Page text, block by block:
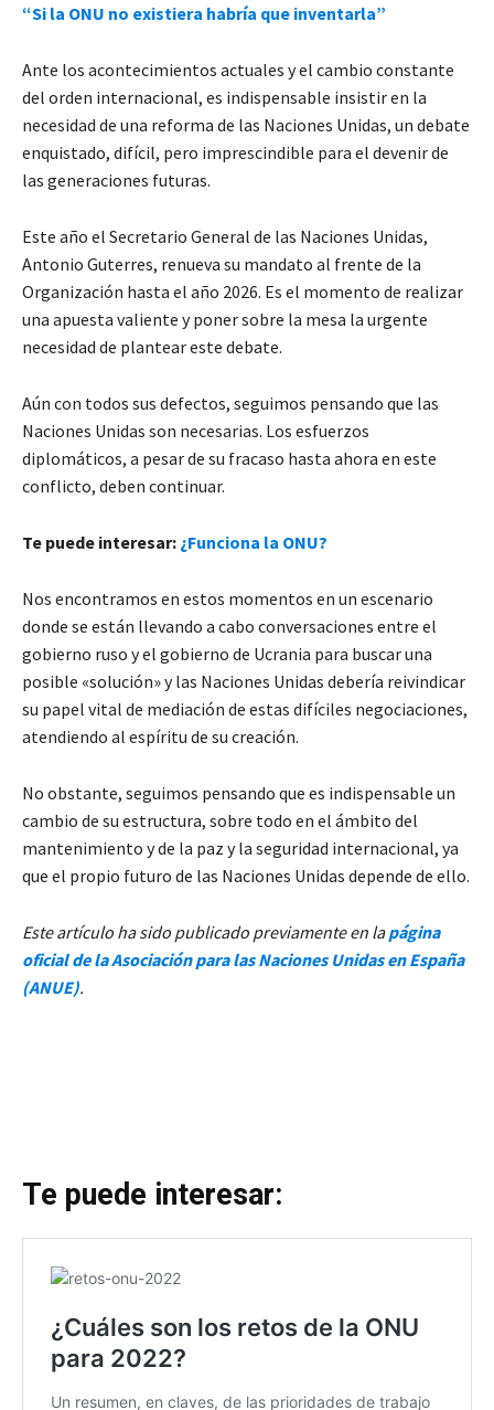
“Si la ONU no existiera habría que inventarla”
Ante los acontecimientos actuales y el cambio constante
del orden internacional, es indispensable insistir en la
necesidad de una reforma de las Naciones Unidas, un debate
enquistado, difícil, pero imprescindible para el devenir de
las generaciones futuras.
Este año el Secretario General de las Naciones Unidas,
Antonio Guterres, renueva su mandato al frente de la
Organización hasta el año 2026. Es el momento de realizar
una apuesta valiente y poner sobre la mesa la urgente
necesidad de plantear este debate.
Aún con todos sus defectos, seguimos pensando que las
Naciones Unidas son necesarias. Los esfuerzos
diplomáticos, a pesar de su fracaso hasta ahora en este
conflicto, deben continuar.
Te puede interesar: ¿Funciona la ONU?
Nos encontramos en estos momentos en un escenario
donde se están llevando a cabo conversaciones entre el
gobierno ruso y el gobierno de Ucrania para buscar una
posible «solución» y las Naciones Unidas debería reivindicar
su papel vital de mediación de estas difíciles negociaciones,
atendiendo al espíritu de su creación.
No obstante, seguimos pensando que es indispensable un
cambio de su estructura, sobre todo en el ámbito del
mantenimiento y de la paz y la seguridad internacional, ya
que el propio futuro de las Naciones Unidas depende de ello.
Este artículo ha sido publicado previamente en la página
oficial de la Asociación para las Naciones Unidas en España
(ANUE).
Te puede interesar: